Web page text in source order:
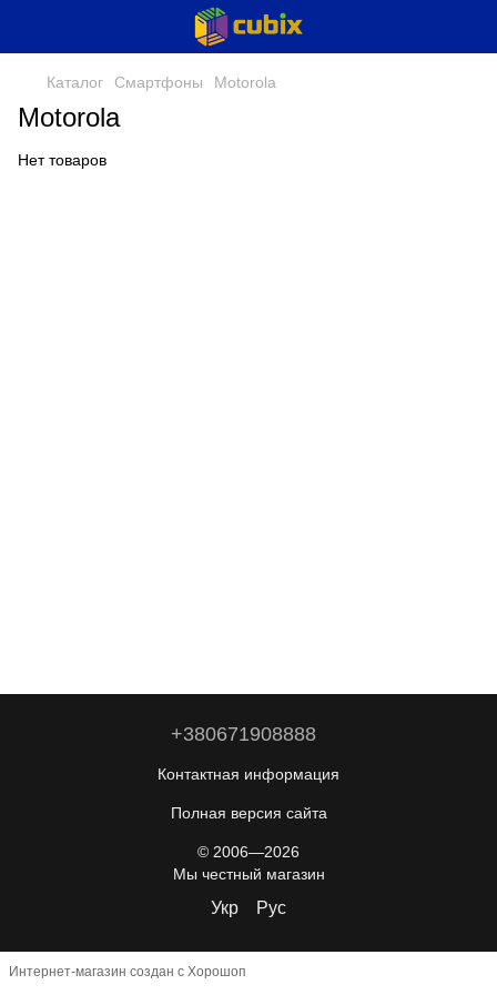
Каталог Смартфоны Motorola
Motorola
Нет товаров
+380671908888
Контактная информация
Полная версия сайта
© 2006—2026
Мы честный магазин
Укр Рус
Интернет-магазин создан с Хорошоп